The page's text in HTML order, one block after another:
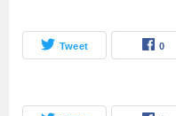
Tweet 0